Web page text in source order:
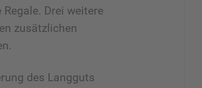
Drei weitere
zusätzlichen
des Langguts